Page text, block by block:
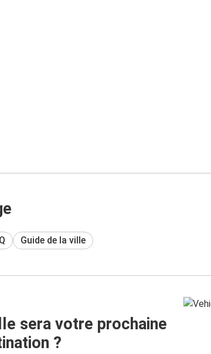
Guide de la ville
sera votre prochaine
?